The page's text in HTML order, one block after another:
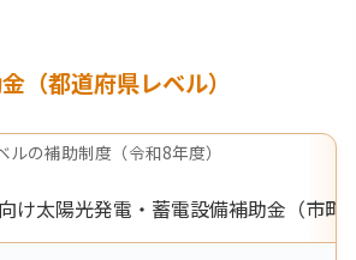
（都道府県レベル）
の補助制度（令和8年度）
け太陽光発電・蓄電設備補助金（市町